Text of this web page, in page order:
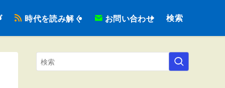
時代を読み解く お問い合わせ 検索